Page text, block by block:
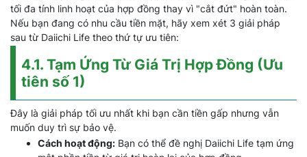
tối đa tính linh hoạt của hợp đồng thay vì "cắt đứt" hoàn toàn.
Nếu bạn đang có nhu cầu tiền mặt, hãy xem xét 3 giải pháp
sau từ Daiichi Life theo thứ tự ưu tiên:
4.1. Tạm Ứng Từ Giá Trị Hợp Đồng (Ưu
tiên số 1)
Đây là giải pháp tối ưu nhất khi bạn cần tiền gấp nhưng vẫn
muốn duy trì sự bảo vệ.
Cách hoạt động: Bạn có thể đề nghị Daiichi Life tạm ứng